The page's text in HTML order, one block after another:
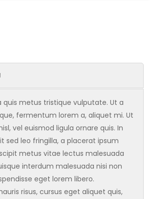
quis metus tristique vulputate. Ut a
fermentum lorem a, aliquet mi. Ut
vel euismod ligula ornare quis. In
sed leo fringilla, a placerat ipsum
metus vitae lectus malesuada
interdum malesuada nisi non
eget lorem libero.
risus, cursus eget aliquet quis,